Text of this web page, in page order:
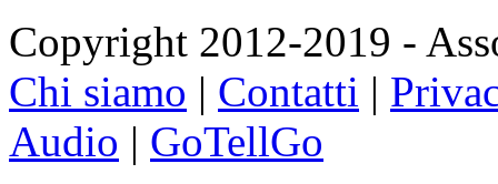
Copyright 2012-2019 -
Chi siamo | Contatti |
Audio | GoTellGo